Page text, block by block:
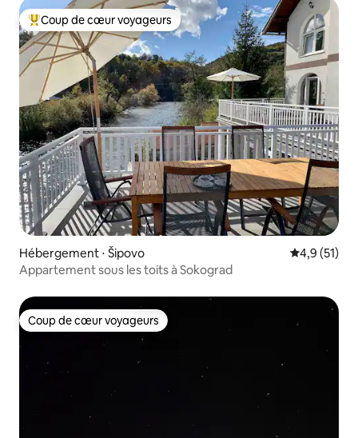
Coups de cœur voyageurs les plus appréciés
Coup de cœur voyageurs
Hébergement ⋅ Šipovo Évaluation
4,9 (51)
Appartement sous les toits à Sokograd
Coup de cœur voyageurs
Coup de cœur voyageurs